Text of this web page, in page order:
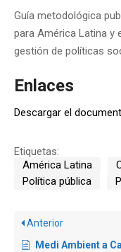
Guía metodológica
para América Latina y
gestión de políticas
Enlaces
Descargar el
Etiquetas:
América Latina
Política pública
Anterior
Medi Ambient a